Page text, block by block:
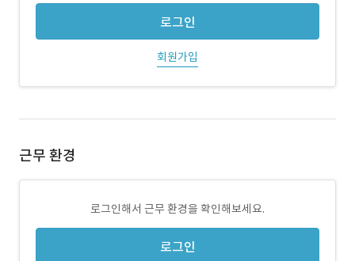
로그인
회원가입
근무 환경
로그인해서 근무 환경을 확인해보세요.
로그인